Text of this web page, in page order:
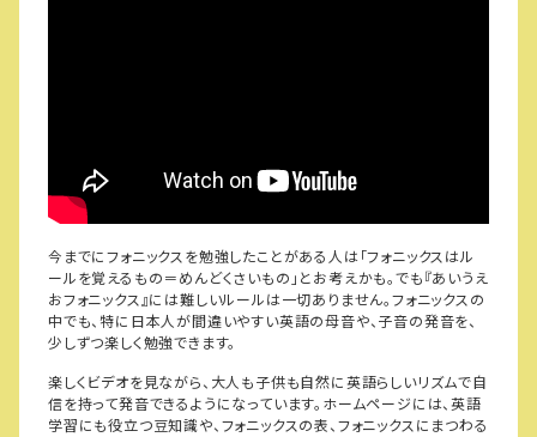
今までにフォニックスを勉強したことがある人は「フォニックスはル
ールを覚えるもの＝めんどくさいもの」とお考えかも。でも『あいうえ
おフォニックス』には難しいルールは一切ありません。フォニックスの
中でも、特に日本人が間違いやすい英語の母音や、子音の発音を、
少しずつ楽しく勉強できます。
楽しくビデオを見ながら、大人も子供も自然に英語らしいリズムで自
信を持って発音できるようになっています。ホームページには、英語
学習にも役立つ豆知識や、フォニックスの表、フォニックスにまつわる